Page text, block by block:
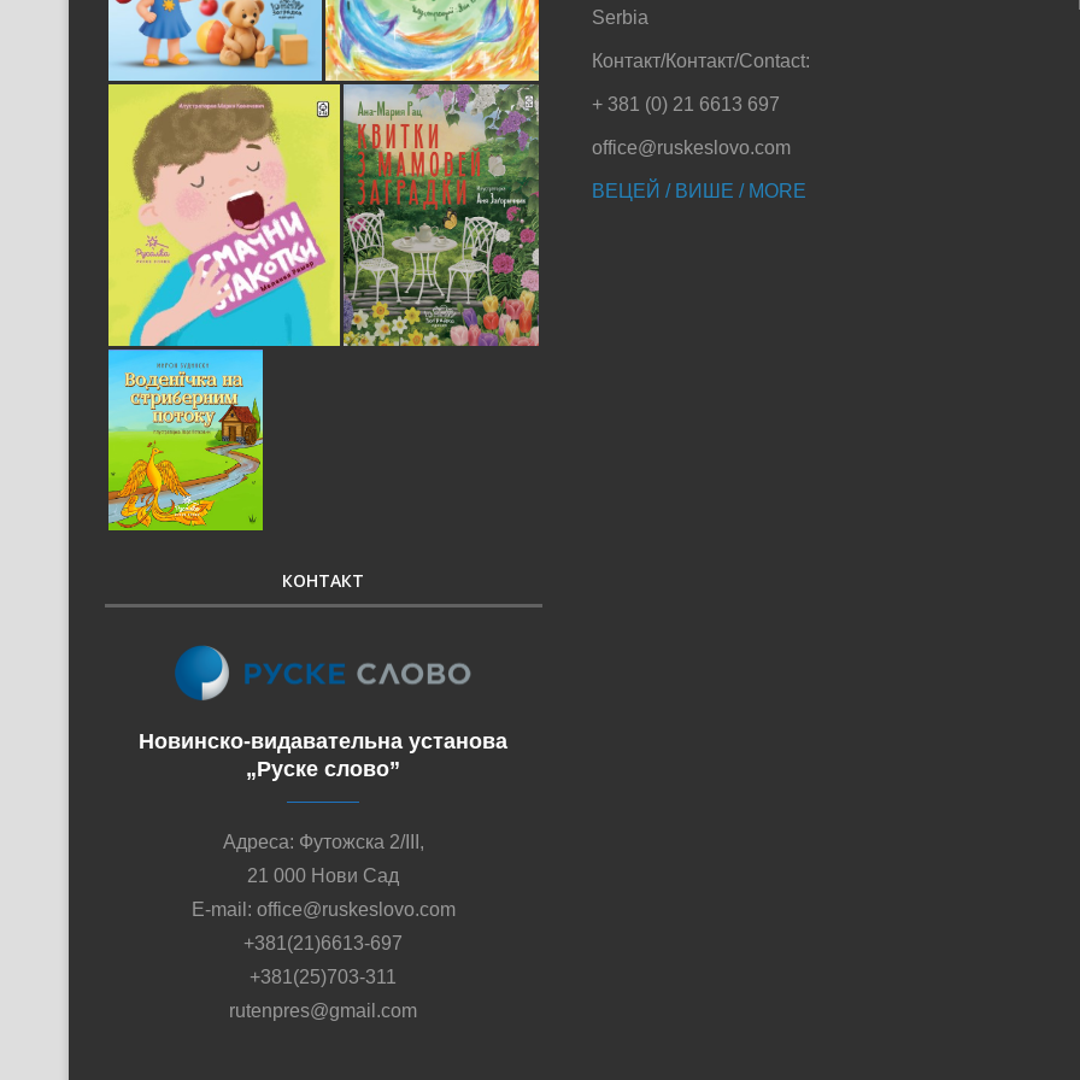
КОНТАКТ
Новинско-видавательна установа
„Руске слово”
Адреса: Футожска 2/III,
21 000 Нови Сад
E-mail: office@ruskeslovo.com
+381(21)6613-697
+381(25)703-311
rutenpres@gmail.com
Serbia
Контакт/Контакт/Contact:
+ 381 (0) 21 6613 697
office@ruskeslovo.com
ВЕЦЕЙ / ВИШЕ / MORE